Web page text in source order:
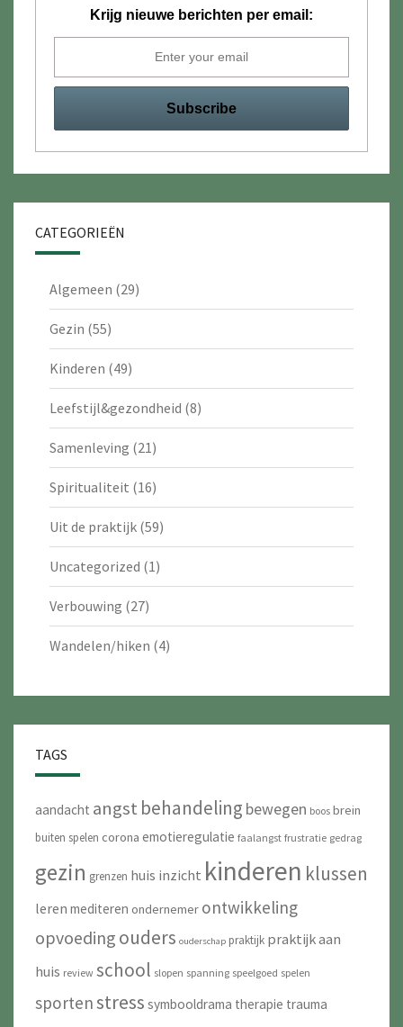
Krijg nieuwe berichten per email:
CATEGORIEËN
Algemeen (29)
Gezin (55)
Kinderen (49)
Leefstijl&gezondheid (8)
Samenleving (21)
Spiritualiteit (16)
Uit de praktijk (59)
Uncategorized (1)
Verbouwing (27)
Wandelen/hiken (4)
TAGS
aandacht angst behandeling bewegen boos brein
buiten spelen corona emotieregulatie faalangst frustratie gedrag
gezin grenzen huis inzicht kinderen klussen
leren mediteren ondernemer ontwikkeling
opvoeding ouders ouderschap praktijk praktijk aan
huis review school slopen spanning speelgoed spelen
sportenstress symbooldrama therapie trauma